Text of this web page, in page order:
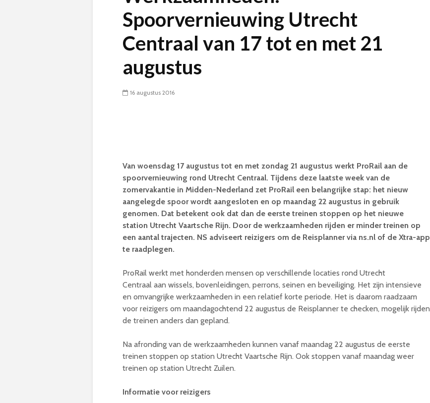
Spoorvernieuwing Utrecht
Centraal van 17 tot en met 21
augustus
16 augustus 2016
Van woensdag 17 augustus tot en met zondag 21 augustus werkt ProRail aan de
spoorvernieuwing rond Utrecht Centraal. Tijdens deze laatste week van de
zomervakantie in Midden-Nederland zet ProRail een belangrijke stap: het nieuw
aangelegde spoor wordt aangesloten en op maandag 22 augustus in gebruik
genomen. Dat betekent ook dat dan de eerste treinen stoppen op het nieuwe
station Utrecht Vaartsche Rijn. Door de werkzaamheden rijden er minder treinen op
een aantal trajecten. NS adviseert reizigers om de Reisplanner via ns.nl of de Xtra-app
te raadplegen.
ProRail werkt met honderden mensen op verschillende locaties rond Utrecht
Centraal aan wissels, bovenleidingen, perrons, seinen en beveiliging. Het zijn intensieve
en omvangrijke werkzaamheden in een relatief korte periode. Het is daarom raadzaam
voor reizigers om maandagochtend 22 augustus de Reisplanner te checken, mogelijk rijden
de treinen anders dan gepland.
Na afronding van de werkzaamheden kunnen vanaf maandag 22 augustus de eerste
treinen stoppen op station Utrecht Vaartsche Rijn. Ook stoppen vanaf maandag weer
treinen op station Utrecht Zuilen.
Informatie voor reizigers